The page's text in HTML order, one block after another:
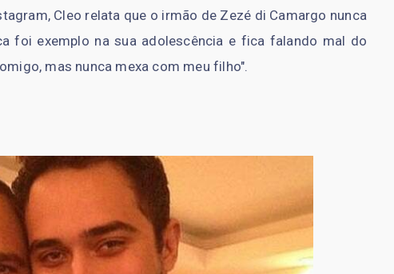
Cleo relata que o irmão de Zezé di Camargo nunca
foi exemplo na sua adolescência e fica falando mal do
mas nunca mexa com meu filho".